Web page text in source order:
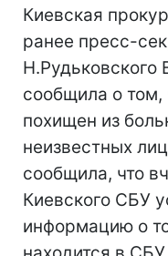
Киевская
ранее пресс-
Н.Рудьковского
сообщила о том,
похищен из
неизвестных
сообщила, что
Киевского СБУ
информацию о